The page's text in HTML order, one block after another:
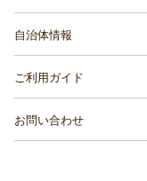
自治体情報
ご利用ガイド
お問い合わせ